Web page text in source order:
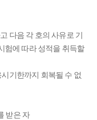
다음 각 호의 사유로 기
험에 따라 성적을 취득할
기한까지 회복될 수 없
받은 자